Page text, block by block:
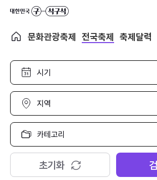
문화관광축제 전국축제 축제달력
시
선
택
지
선
택
카
고
리
택
초기화